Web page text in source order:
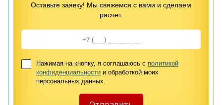
Оставьте заявку! Мы свяжемся с вами и сделаем
расчет.
Нажимая на кнопку, я соглашаюсь с политикой
конфиденциальности и обработкой моих
персональных данных.